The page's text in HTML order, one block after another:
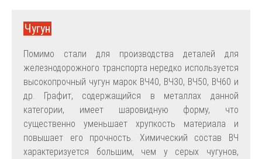
Чугун
Помимо стали для производства деталей для
железнодорожного транспорта нередко используется
высокопрочный чугун марок ВЧ40, ВЧ30, ВЧ50, ВЧ60 и
др. Графит, содержащийся в металлах данной
категории, имеет шаровидную форму, что
существенно уменьшает хрупкость материала и
повышает его прочность. Химический состав ВЧ
характеризуется большим, чем у серых чугунов,